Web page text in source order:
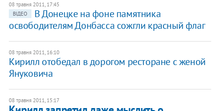
08 травня 2011, 17:45
ВІДЕО
В Донецке на фоне памятника
освободителям Донбасса сожгли красный флаг
08 травня 2011, 16:10
Кирилл отобедал в дорогом ресторане с женой
Януковича
08 травня 2011, 15:17